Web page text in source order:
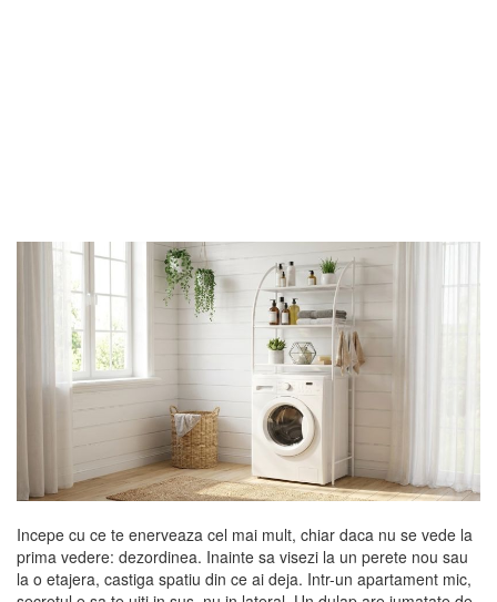
Incepe cu ce te enerveaza cel mai mult, chiar daca nu se vede la
prima vedere: dezordinea. Inainte sa visezi la un perete nou sau
la o etajera, castiga spatiu din ce ai deja. Intr-un apartament mic,